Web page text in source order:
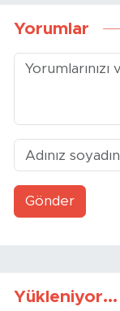
Yorumlar
Gönder
Yükleniyor...